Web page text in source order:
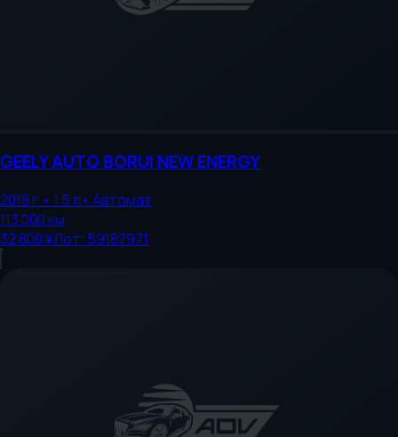
GEELY AUTO BORUI NEW ENERGY
2018г.• 1.5л• Автомат
113 000км
32 800 ¥Лот: 59187971